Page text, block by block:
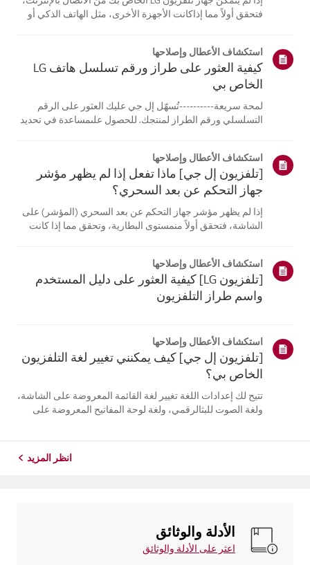
فتحقق أولاً مما إذاكانت الأجهزة الأخرى، مثل الهاتف الذكي أو
تكمن في جها...
استكشاف الأعطال وإصلاحها
كيفية العثور على طراز ورقم تسلسل هاتف LG
الخاص بي
لمحة سريعة----------تُسهّل إل جي عليك العثور على الرقم
التسلسلي ورقم الطراز لمنتجك. للحصول علىمساعدة في تحديد
تختلف الصور أو ا...
استكشاف الأعطال وإصلاحها
[تلفزيون إل جي] ماذا تفعل إذا لم يظهر مؤشر
جهاز التحكم عن بعد السحري؟
إذا لم يظهر مؤشر جهاز التحكم عن بعد السحري (المؤشر) على
الشاشة، فتحقق أولاً منمستوى البطارية، وتحقق مما إذا كانت
التلفزيون. أعد تسج...
استكشاف الأعطال وإصلاحها
[تلفزيون LG] كيفية العثور على دليل المستخدم
واسم طراز التلفزيون
استكشاف الأعطال وإصلاحها
[تلفزيون إل جي] كيف يمكنني تغيير لغة التلفزيون
الخاص بي؟
تتيح لك إعدادات اللغة تغيير لغة القائمة المعروضة على الشاشة،
ولغة الصوت للبثالرقمي، ولغة لوحة المفاتيح المعروضة على
انظر المزيد
الأدلة والوثائق
اعثر على الأدلة والوثائق